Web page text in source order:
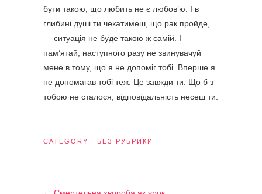
бути такою, що любить не є любов’ю. І в
глибині душі ти чекатимеш, що рак пройде,
— ситуація не буде такою ж самій. І
пам’ятай, наступного разу не звинувачуй
мене в тому, що я не допоміг тобі. Вперше я
не допомагав тобі теж. Це завжди ти. Що б з
тобою не сталося, відповідальність несеш ти.
CATEGORY : БЕЗ РУБРИКИ